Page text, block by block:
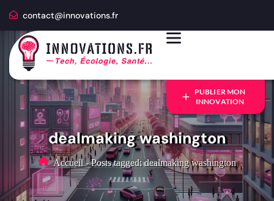
contact@innovations.fr
PUBLIER MON
INNOVATION
dealmaking washington
Accueil - Posts tagged: dealmaking washington